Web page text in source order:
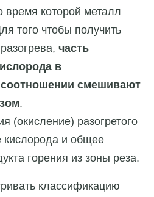
время которой металл
того чтобы получить
часть
в
смешивают
.
(окисление) разогретого
кислорода и общее
горения из зоны реза.
классификацию